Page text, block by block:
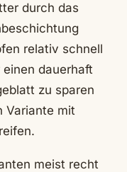
durch das
relativ schnell
dauerhaft
zu sparen
Variante mit
meist recht